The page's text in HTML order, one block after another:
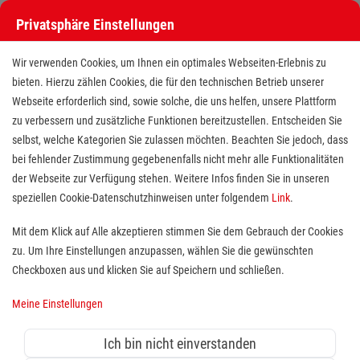
Freiwilligendienst (BFD/FSJ) im
Bereich Ausbildung und Erste-
Hilfe
Leidenschaft ist, anderen Wissen zu ermitteln? Du
Privatsphäre Einstellungen
Wir verwenden Cookies, um Ihnen ein optimales Webseiten-Erlebnis zu
bieten. Hierzu zählen Cookies, die für den technischen Betrieb unserer
Webseite erforderlich sind, sowie solche, die uns helfen, unsere Plattform
zu verbessern und zusätzliche Funktionen bereitzustellen. Entscheiden Sie
selbst, welche Kategorien Sie zulassen möchten. Beachten Sie jedoch, dass
bei fehlender Zustimmung gegebenenfalls nicht mehr alle Funktionalitäten
der Webseite zur Verfügung stehen. Weitere Infos finden Sie in unseren
speziellen Cookie-Datenschutzhinweisen unter folgendem Link.
Mit dem Klick auf Alle akzeptieren stimmen Sie dem Gebrauch der Cookies
zu. Um Ihre Einstellungen anzupassen, wählen Sie die gewünschten
Checkboxen aus und klicken Sie auf Speichern und schließen.
Meine Einstellungen
Ich bin nicht einverstanden